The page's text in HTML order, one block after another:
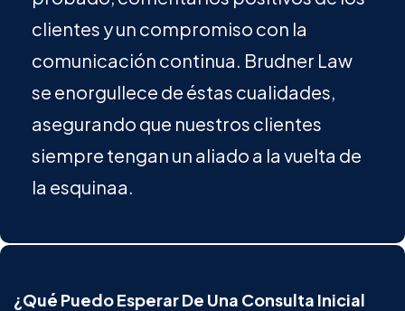
clientes y un compromiso con la
comunicación continua. Brudner Law
se enorgullece de éstas cualidades,
asegurando que nuestros clientes
siempre tengan un aliado a la vuelta de
la esquinaa.
¿Qué Puedo Esperar De Una Consulta Inicial